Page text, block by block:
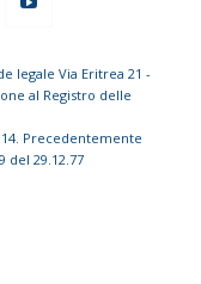
legale Via Eritrea 21 -
al Registro delle
Precedentemente
del 29.12.77